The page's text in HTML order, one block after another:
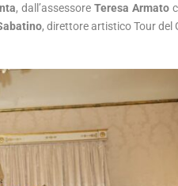
, dall’assessore Teresa Armato
, direttore artistico Tour del